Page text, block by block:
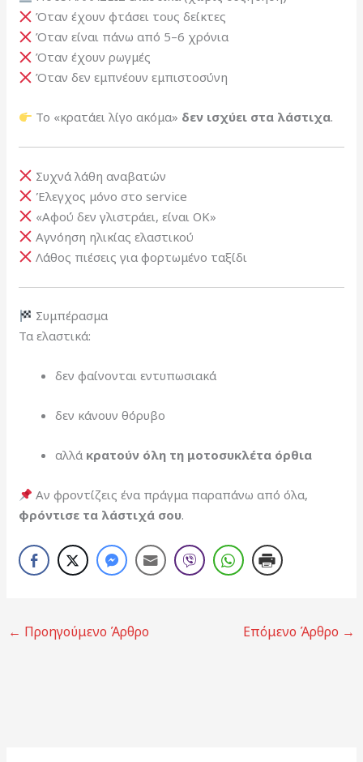
Όταν έχουν φτάσει τους δείκτες
Όταν είναι πάνω από 5–6 χρόνια
Όταν έχουν ρωγμές
Όταν δεν εμπνέουν εμπιστοσύνη
Το «κρατάει λίγο ακόμα» δεν ισχύει στα λάστιχα.
Συχνά λάθη αναβατών
Έλεγχος μόνο στο service
«Αφού δεν γλιστράει, είναι ΟΚ»
Αγνόηση ηλικίας ελαστικού
Λάθος πιέσεις για φορτωμένο ταξίδι
Συμπέρασμα
Τα ελαστικά:
δεν φαίνονται εντυπωσιακά
δεν κάνουν θόρυβο
αλλά κρατούν όλη τη μοτοσυκλέτα όρθια
Αν φροντίζεις ένα πράγμα παραπάνω από όλα,
φρόντισε τα λάστιχά σου.
← Προηγούμενο Άρθρο Επόμενο Άρθρο →